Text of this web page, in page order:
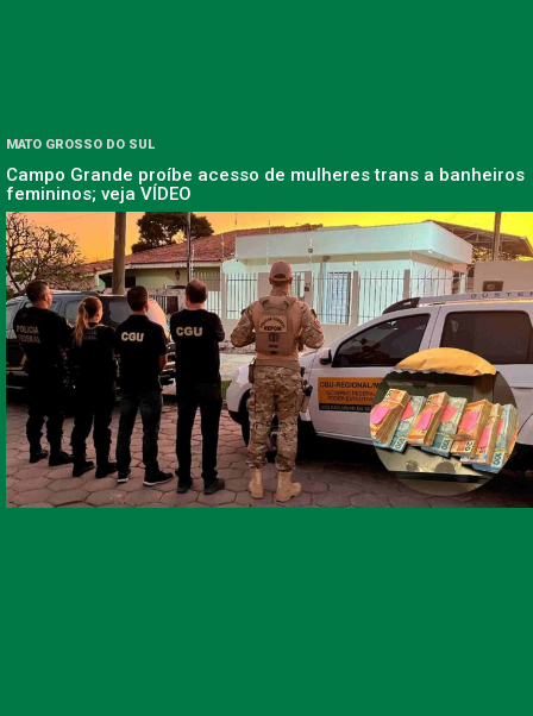
MATO GROSSO DO SUL
Campo Grande proíbe acesso de mulheres trans a banheiros
femininos; veja VÍDEO